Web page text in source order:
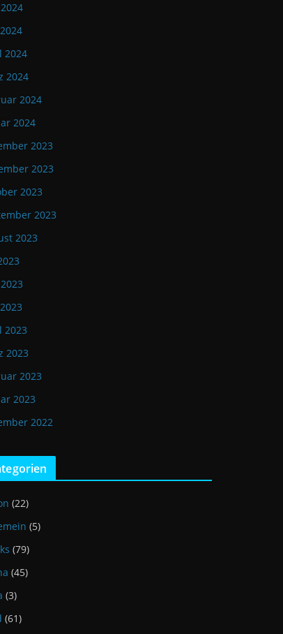
2024
2024
2024
2024
2023
2023
2023
2023
2023
2023
2023
2023
2023
2022
(22)
(5)
(79)
(45)
(3)
(61)